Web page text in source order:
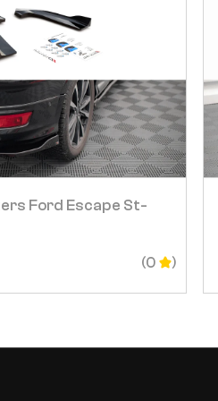
Ford Escape St-
(0
Visa